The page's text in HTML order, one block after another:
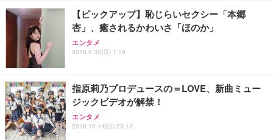
ョン PCチェア 通気性メッシュ ゲーミング/勉強/事
務用 おしゃれ パソコンチェア (ブラック)
￥7,680
Sezlife オフィスチェア デスクチェア 疲れない テレ
ワーク チェア 強化バックレスト 30度ロッキング機
ョン PCチェア 通気性メッシュ ゲーミング/勉強/事
務用 おしゃれ パソコンチェア (ホワイト)
ANDWINT オフィスチェア デスクチェア 肘なし メ
ッシュ 通気性 ランバーサポート付き 腰サポート ガ
ス圧無段階昇降 360度回転 キャスター付き コンパク
【整備済み品】Dell E2724HS 27インチ 液晶モニタ
ー フルHD（1920×1080）VA 非光沢 HDMI/DisplayP
【MiniLED/24.5inch/280Hz/FHD】GRAPHT THE S
HOOTER Gaming Monitor 24” Essential ゲーミン
グモニター QD 24.5インチ 1ms FHD 量子ドット 残
Smart Basic(スマートベーシック) 【Amazon.co.jp
限定】 Smart Basic アイリスオーヤマ ペットシーツ
アイリスオーヤマ ペットシーツ 超厚型 お徳用 レギ
ュラー 200枚入【Amazon.co.jp限定】
【ピックアップ】恥じらいセクシー「本郷
杏」、癒されるかわいさ「ほのか」
エンタメ
2018.9.30(日) 1:19
指原莉乃プロデュースの＝LOVE、新曲ミュー
ジックビデオが解禁！
エンタメ
2018.10.14(日) 23:13